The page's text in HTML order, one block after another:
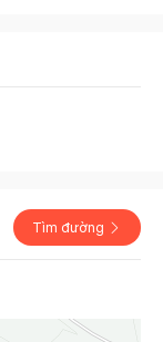
Tìm đường